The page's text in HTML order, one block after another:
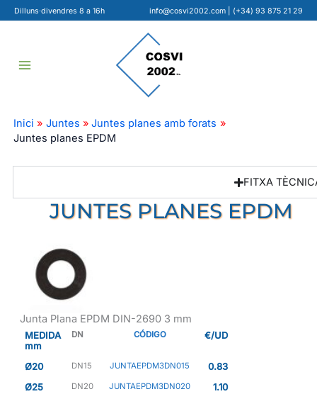
al
Dilluns·divendres 8 a 16h info@cosvi2002.com (+34) 93 875 21 29
Inici Juntes
Juntes planes amb forats
Juntes planes EPDM
FITXA
JUNTES PLANES EPDM
Junta Plana EPDM DIN-2690 3 mm
MEDIDA
mm
DN CÓDIGO €/UD
Ø20 DN15 JUNTAEPDM3DN015
0.83
Ø25
DN20 JUNTAEPDM3DN020
1.10